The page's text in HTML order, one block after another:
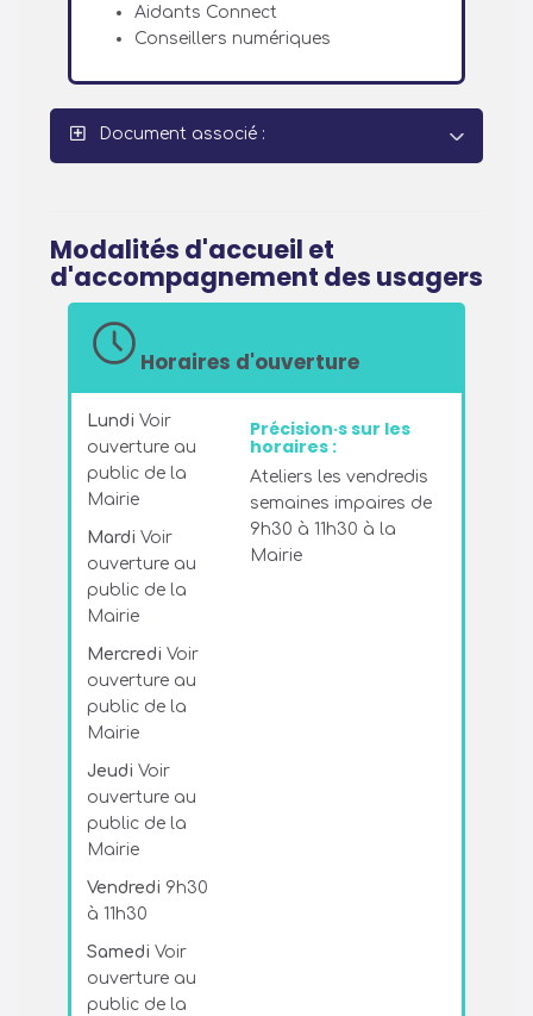
Aidants Connect
Conseillers numériques
Document associé :
Modalités d'accueil et
d'accompagnement des usagers
Horaires d'ouverture
Lundi Voir
ouverture au
public de la
Mairie
Mardi Voir
ouverture au
public de la
Mairie
Mercredi Voir
ouverture au
public de la
Mairie
Jeudi Voir
ouverture au
public de la
Mairie
Vendredi 9h30
à 11h30
Samedi Voir
ouverture au
public de la
Précision·s sur les
horaires :
Ateliers les vendredis
semaines impaires de
9h30 à 11h30 à la
Mairie